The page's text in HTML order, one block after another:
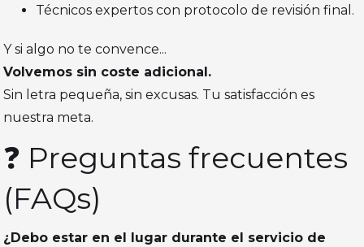
Técnicos expertos con protocolo de revisión final.
Y si algo no te convence...
Volvemos sin coste adicional.
Sin letra pequeña, sin excusas. Tu satisfacción es
nuestra meta.
❓ Preguntas frecuentes
(FAQs)
¿Debo estar en el lugar durante el servicio de